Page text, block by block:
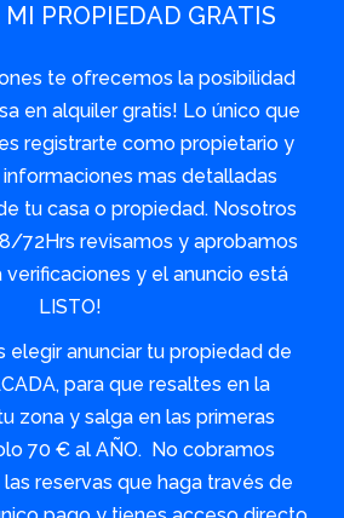
PROPIEDAD GRATIS
te ofrecemos la posibilidad
en alquiler gratis! Lo único que
registrarte como propietario y
mas detalladas
tu casa o propiedad. Nosotros
72Hrs revisamos y aprobamos
verificaciones y el anuncio está
LISTO!
elegir anunciar tu propiedad de
para que resaltes en la
zona y salga en las primeras
70 € al AÑO. No cobramos
reservas que haga través de